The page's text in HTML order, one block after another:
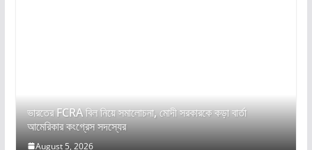
ভারতের FCRA বিল নিয়ে সমালোচনা, মোদী সরকারকে কড়া বার্তা
আমেরিকার কংগ্রেস সদস্যের
August 5, 2026